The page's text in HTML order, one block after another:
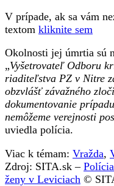
V prípade, ak sa vám
textom kliknite sem
Okolnosti jej úmrtia sú
„Vyšetrovateľ Odboru
riaditeľstva PZ v Nitre
obzvlášť závažného
dokumentovanie
nemôžeme verejnosti
uviedla polícia.
Viac k témam: Vražda,
Zdroj: SITA.sk –
ženy v Leviciach ©